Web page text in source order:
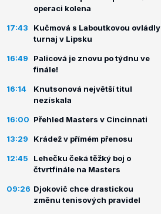
operaci kolena
17:43
Kučmová s Laboutkovou ovládly
turnaj v Lipsku
16:49
Palicová je znovu po týdnu ve
finále!
16:14
Knutsonová největší titul
nezískala
16:00 Přehled Masters v Cincinnati
13:29 Krádež v přímém přenosu
12:45
Lehečku čeká těžký boj o
čtvrtfinále na Masters
09:26 Djokovič chce drastickou
změnu tenisových pravidel